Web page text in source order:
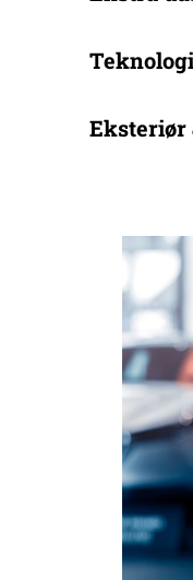
Eksteriør